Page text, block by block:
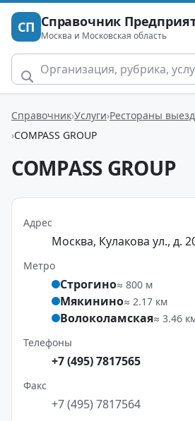
СП Справочник
Москва и Московская область
Справочник Услуги Рестораны
COMPASS GROUP
COMPASS GROUP
Адрес
Москва, Кулакова ул., д.
Метро
Строгино≈ 800 м
Мякинино≈ 2.17 км
Волоколамская≈ 3.46
Телефоны
+7 (495) 7817565
Факс
+7 (495) 7817564